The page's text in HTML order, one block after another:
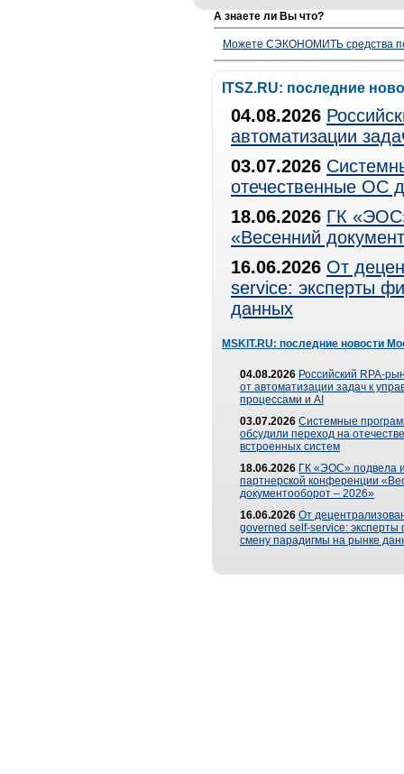
А знаете ли Вы что?
Можете СЭКОНОМИТЬ средства
ITSZ.RU: последние
04.08.2026
автоматизации
03.07.2026
отечественные ОС
18.06.2026 ГК
«Весенний
16.06.2026 От
service: эксперты
данных
MSKIT.RU: последние новости
04.08.2026 Российский RPA-
от автоматизации задач к
процессами и AI
03.07.2026 Системные
обсудили переход на
встроенных систем
18.06.2026 ГК «ЭОС» подвела
партнерской конференции
документооборот – 2026»
16.06.2026 От
governed self-service: эксперты
смену парадигмы на рынке